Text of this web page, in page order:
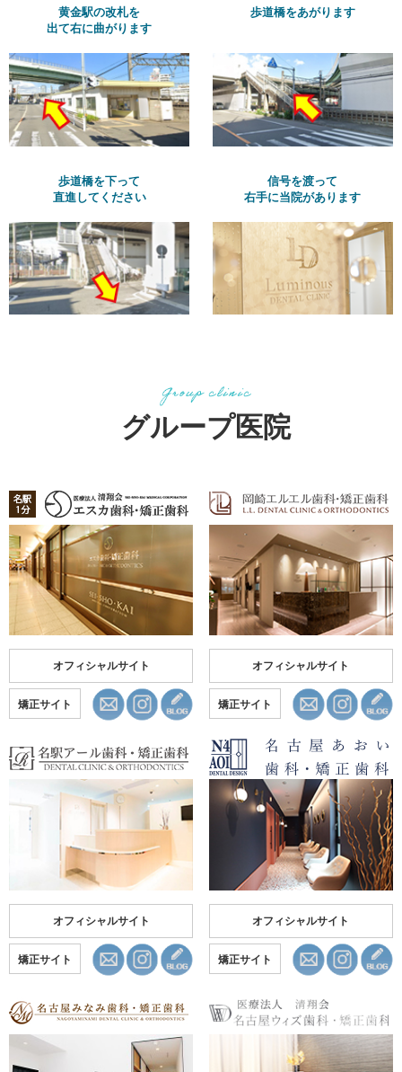
黄金駅の改札を
出て右に曲がります
歩道橋をあがります
歩道橋を下って
直進してください
信号を渡って
右手に当院があります
グループ医院
オフィシャルサイト
矯正サイト
オフィシャルサイト
矯正サイト
オフィシャルサイト
矯正サイト
オフィシャルサイト
矯正サイト